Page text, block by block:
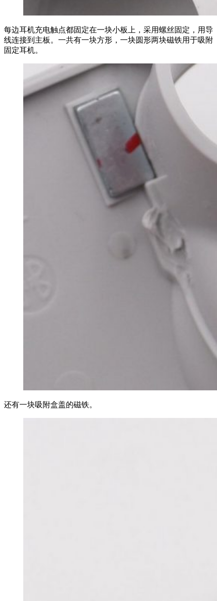
每边耳机充电触点都固定在一块小板上，采用螺丝固定，用导
线连接到主板。一共有一块方形，一块圆形两块磁铁用于吸附
固定耳机。
还有一块吸附盒盖的磁铁。